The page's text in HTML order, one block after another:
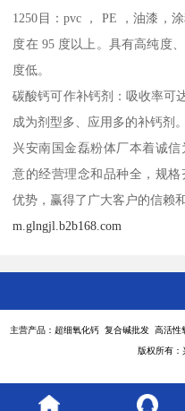
1250目：pvc ， PE ，油漆，
度在 95 度以上。具有高纯度
度低。
碳酸钙可作补钙剂：吸收率可
成为剂型多、应用多的补钙剂。
兴安南国金磊粉体厂本着诚
意的经营理念和品种全，规
优势，赢得了广大客户的信赖和
m.glngjl.b2b168.com
主营产品：超细氧化钙 复合碱批发 高活
版权所有